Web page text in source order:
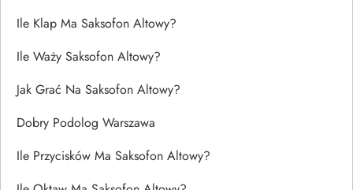
Ile Klap Ma Saksofon Altowy?
Ile Waży Saksofon Altowy?
Jak Grać Na Saksofon Altowy?
Dobry Podolog Warszawa
Ile Przycisków Ma Saksofon Altowy?